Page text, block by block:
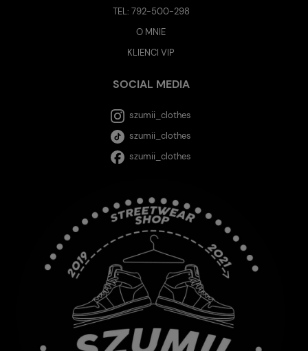
TEL: 792-500-298
O MNIE
KLIENCI VIP
SOCIAL MEDIA
szumii_clothes
szumii_clothes
szumii_clothes